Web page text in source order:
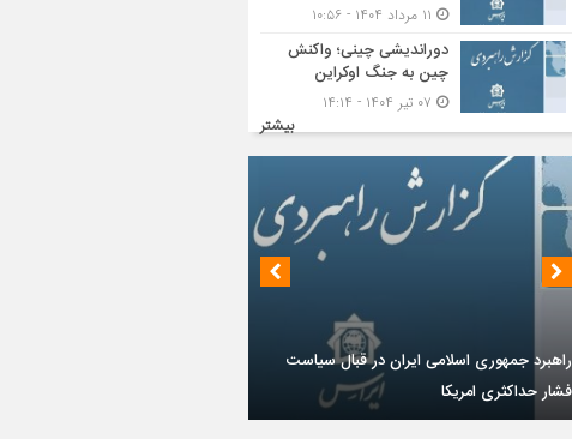
دوراندیشی چینی؛ واکنش
چین به جنگ اوکراین
بیشتر